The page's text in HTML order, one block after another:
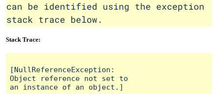
can be identified using the exception
stack trace below.
Stack Trace:
[NullReferenceException:
Object reference not set to
an instance of an object.]